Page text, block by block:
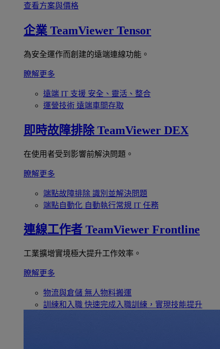
查看方案與價格
企業 TeamViewer Tensor
為安全運作而創建的遠端連線功能。
瞭解更多
遠端 IT 支援 安全、靈活、整合
運營技術 遠端車間存取
即時故障排除 TeamViewer DEX
在使用者受到影響前解決問題。
瞭解更多
端點故障排除 識別並解決問題
端點自動化 自動執行常規 IT 任務
連線工作者 TeamViewer Frontline
工業擴增實境極大提升工作效率。
瞭解更多
物流與倉儲 無人物料搬運
訓練和入職 快速完成入職訓練，實現技能提升